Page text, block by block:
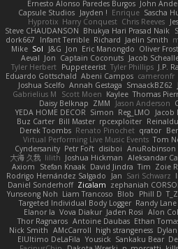
Ernesto Alonso Paredes Burgos John
Capsule Studios Jayden ! Enrique Sascha
Hyprotix Harry Conquest Chris Reeves
Steve CHAUDANSON Bhukya Hari Prasad Naik
dork667
Infant Terrible Richard Jaelin Smith
Mike Sol J&G Jon Eric Manongdo Oliver Frost
Aeval Jon Captain Coconuts Jacob
Tyler Herbert Puppeteerist Tyler Phillips J.P.
Eduardo Gottschald Abeni Campos cameronfr
Joshua Scelfo Annah Gestaga SmaackBZ62
Gabrielius M
Scott Moen Kaylee Thomas
Daisy Belknap ZMM Jason Anderson
YEDA HOME DECOR Simon Reg_LMO
Buz Carter Bill Master rpcexploiter
Derek Toombs Renato Pinochet qrator
Virtual Performing Live Music Events Tom
Cyndersanity Petr Fořt disiboi AnuRobinson
大海 久我 lilith Joshua Hickman Aleksandar
Axiom
Stefan Knaak David Jindra Tim Zoie
Rodrigo Hernández Salgado
Jan Sari Schwarz
Daniel Sonderhoff Zicalam zephaniah
Yunseong Noh Liam Trancoso Blob Phill D
Targeted Individual Body Logger Randy Lane
Elanor la Vova Diakur Jaden Rosi Alon
Thor Ragnaros Antoine Daubas Ethan
Nick Smith AMcCarroll high strangeness
ElUltimo DeLaFila Yousick Sankaku Bear